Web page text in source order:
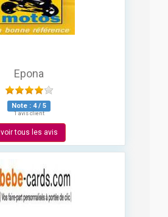
Epona
Note : 4/ 5
1 avis client
voir tous les avis